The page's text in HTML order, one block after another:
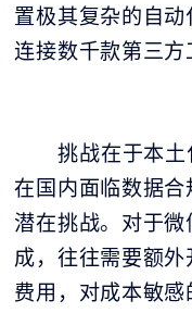
置极其复杂的自
连接数千款第三方
挑战在于本土
在国内面临数据
潜在挑战。对于
成，往往需要额
费用，对成本敏感